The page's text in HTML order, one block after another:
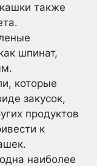
также
шпинат,
которые
закусок,
продуктов
к
наиболее